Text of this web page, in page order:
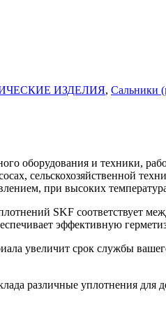
ИЗДЕЛИЯ, Сальники
оборудования и техники,
сельскохозяйственной
при высоких
SKF соответствует
эффективную
увеличит срок службы
различные уплотнения для